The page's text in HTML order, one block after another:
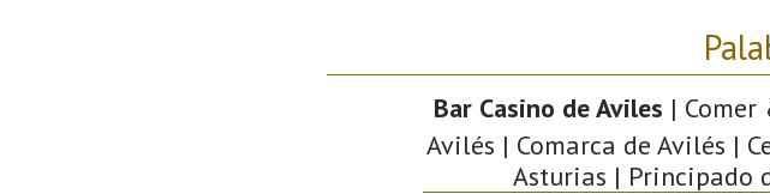
Bar Casino de Aviles | Comer
Avilés | Comarca de Avilés |
Asturias | Principado